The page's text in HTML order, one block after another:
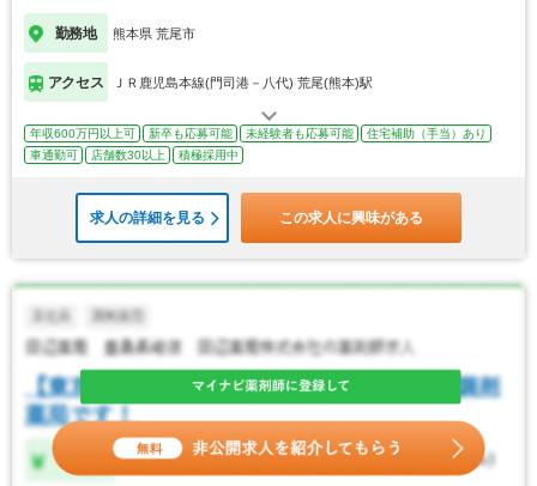
勤務地 熊本県 荒尾市
アクセス ＪＲ鹿児島本線(門司港－八代) 荒尾(熊本)駅
年収600万円以上可 新卒も応募可能 未経験者も応募可能
住宅補助（手当）あり
車通勤可
店舗数30以上 積極採用中
求人の詳細を見る この求人に興味がある